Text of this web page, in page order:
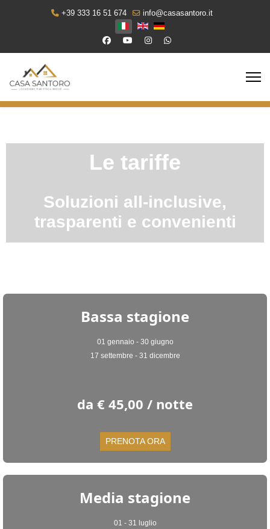
+39 333 16 51 674 info@casasantoro.it
Seleziona la tua lingua
Le tariffe
Soluzioni all-inclusive,
trasparenti e convenienti
Bassa stagione
01 gennaio - 30 giugno
17 settembre - 31 dicembre
da € 45,00 / notte
PRENOTA ORA
Media stagione
01 - 31 luglio